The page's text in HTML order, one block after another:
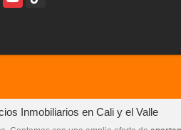
Inmobiliarios en Cali y el Valle